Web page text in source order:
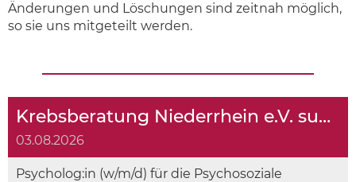
Änderungen und Löschungen sind zeitnah möglich,
so sie uns mitgeteilt werden.
Krebsberatung Niederrhein e.V. sucht
03.08.2026
Psycholog:in (w/m/d) für die Psychosoziale